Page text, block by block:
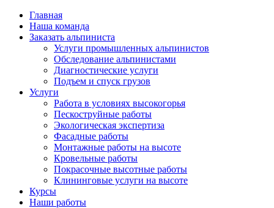
Главная
Наша команда
Заказать альпиниста
Услуги промышленных альпинистов
Обследование альпинистами
Диагностические услуги
Подъем и спуск грузов
Услуги
Работа в условиях высокогорья
Пескоструйные работы
Экологическая экспертиза
Фасадные работы
Монтажные работы на высоте
Кровельные работы
Покрасочные высотные работы
Клининговые услуги на высоте
Курсы
Наши работы